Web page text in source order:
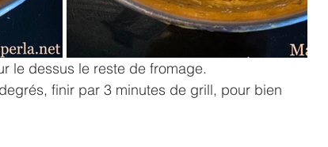
le dessus le reste de fromage.
finir par 3 minutes de grill, pour bien